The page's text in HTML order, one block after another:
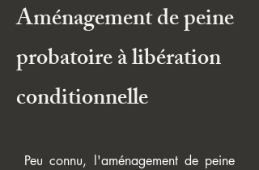
Aménagement de peine
probatoire à libération
conditionnelle
Peu connu, l'aménagement de peine